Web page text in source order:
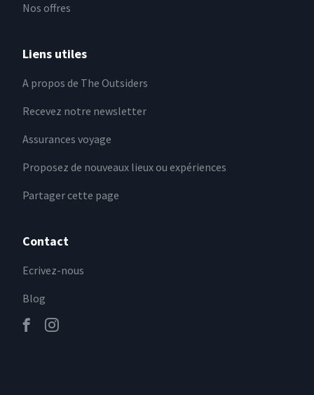
Nos offres
Liens utiles
A propos de The Outsiders
Recevez notre newsletter
Assurances voyage
Proposez de nouveaux lieux ou expériences
Partager cette page
Contact
Ecrivez-nous
Blog